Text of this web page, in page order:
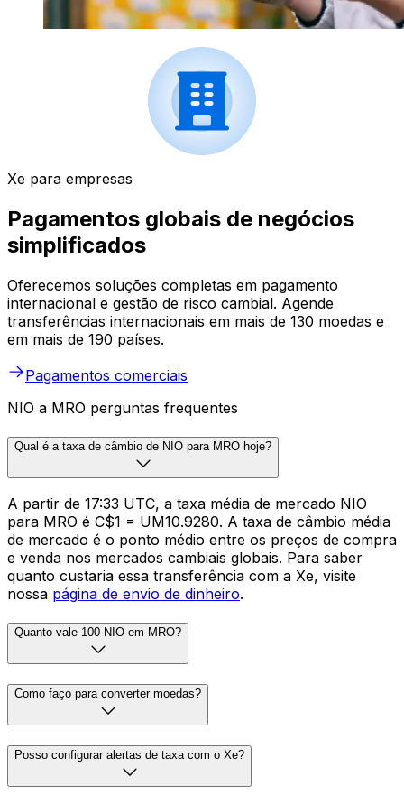
Xe para empresas
Pagamentos globais de negócios
simplificados
Oferecemos soluções completas em pagamento
internacional e gestão de risco cambial. Agende
transferências internacionais em mais de 130 moedas e
em mais de 190 países.
Pagamentos comerciais
NIO a MRO perguntas frequentes
Qual é a taxa de câmbio de NIO para MRO hoje?
A partir de 17:33 UTC, a taxa média de mercado NIO
para MRO é C$1 = UM10.9280. A taxa de câmbio média
de mercado é o ponto médio entre os preços de compra
e venda nos mercados cambiais globais. Para saber
quanto custaria essa transferência com a Xe, visite
nossa página de envio de dinheiro.
Quanto vale 100 NIO em MRO?
Como faço para converter moedas?
Posso configurar alertas de taxa com o Xe?